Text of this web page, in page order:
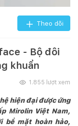
Theo dõi
- Bộ đôi
khuẩn
1.855 lượt xem
hiện đại được ứng
Mirolin Việt Nam,
bề mặt hoàn hảo,